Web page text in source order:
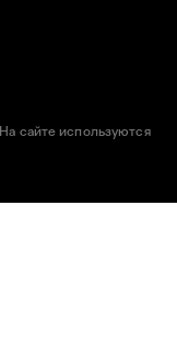
На сайте используются